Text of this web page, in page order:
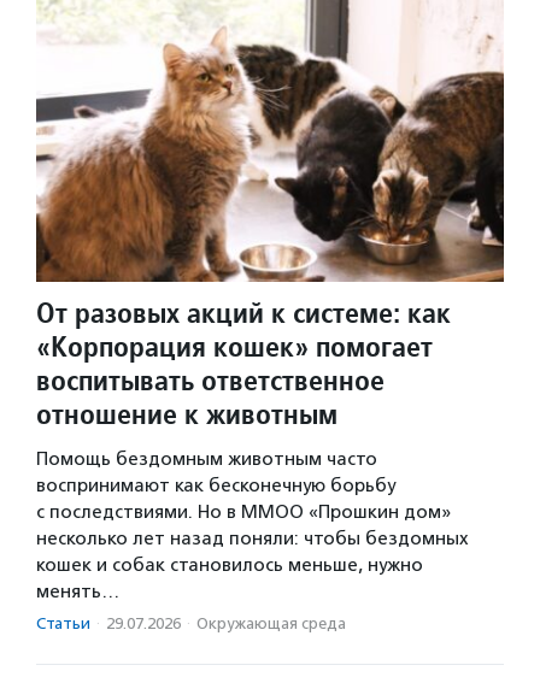
От разовых акций к системе: как
«Корпорация кошек» помогает
воспитывать ответственное
отношение к животным
Помощь бездомным животным часто
воспринимают как бесконечную борьбу
с последствиями. Но в ММОО «Прошкин дом»
несколько лет назад поняли: чтобы бездомных
кошек и собак становилось меньше, нужно
менять…
Статьи · 29.07.2026 · Окружающая среда